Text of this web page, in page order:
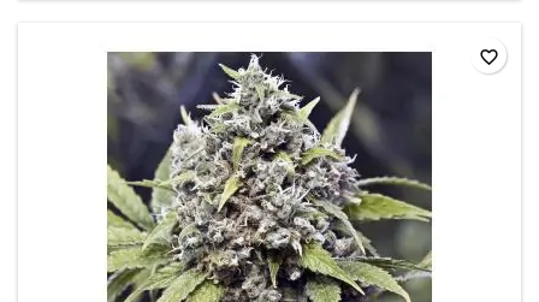
favorite_border